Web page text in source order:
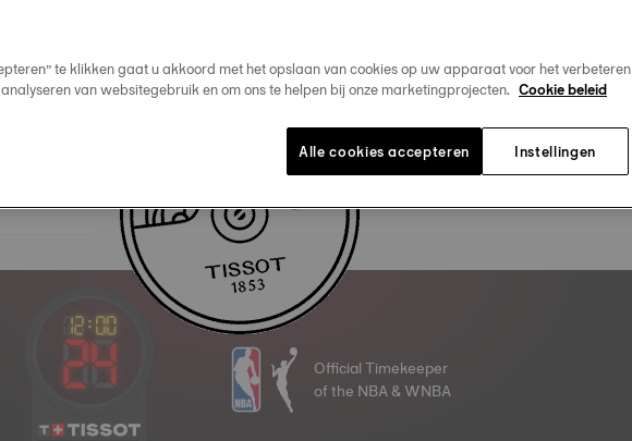
Contact us
Official Timekeeper
of the NBA & WNBA
te klikken gaat u akkoord met het opslaan van cookies op uw apparaat voor het verbeteren
van websitegebruik en om ons te helpen bij onze marketingprojecten. Cookie beleid
Instellingen
Alle cookies accepteren